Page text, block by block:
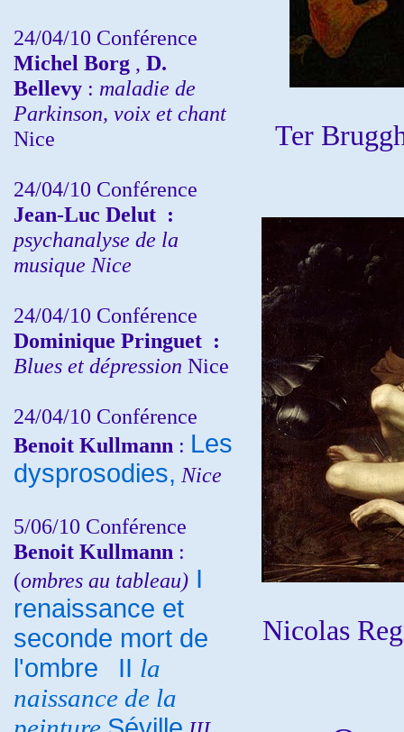
24/04/10 Conférence
Michel Borg , D.
Bellevy : maladie de
Parkinson, voix et chant
Nice
24/04/10 Conférence
Jean-Luc Delut :
psychanalyse de la
musique Nice
24/04/10 Conférence
Dominique Pringuet :
Blues et dépression Nice
24/04/10 Conférence
Benoit Kullmann : Les
dysprosodies, Nice
5/06/10 Conférence
Benoit Kullmann :
(ombres au tableau) I
renaissance et
seconde mort de
l'ombre
II la
naissance de la
Ter
Nicolas